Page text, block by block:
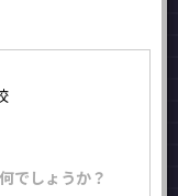
でしょうか？